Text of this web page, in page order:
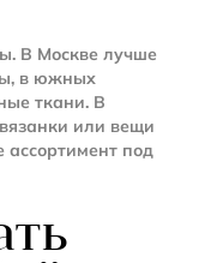
В Москве лучше
в южных
ткани. В
или вещи
ассортимент под